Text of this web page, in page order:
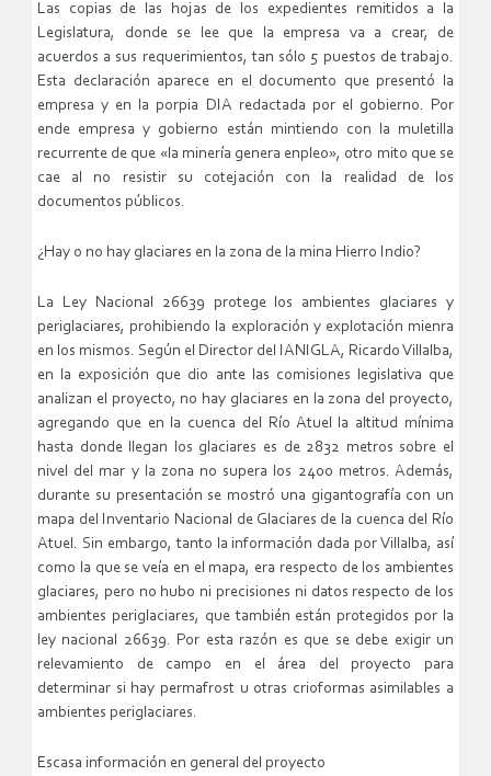
Las copias de las hojas de los expedientes remitidos a la
Legislatura, donde se lee que la empresa va a crear, de
acuerdos a sus requerimientos, tan sólo 5 puestos de trabajo.
Esta declaración aparece en el documento que presentó la
empresa y en la porpia DIA redactada por el gobierno. Por
ende empresa y gobierno están mintiendo con la muletilla
recurrente de que «la minería genera enpleo», otro mito que se
cae al no resistir su cotejación con la realidad de los
documentos públicos.
¿Hay o no hay glaciares en la zona de la mina Hierro Indio?
La Ley Nacional 26639 protege los ambientes glaciares y
periglaciares, prohibiendo la exploración y explotación mienra
en los mismos. Según el Director del IANIGLA, Ricardo Villalba,
en la exposición que dio ante las comisiones legislativa que
analizan el proyecto, no hay glaciares en la zona del proyecto,
agregando que en la cuenca del Río Atuel la altitud mínima
hasta donde llegan los glaciares es de 2832 metros sobre el
nivel del mar y la zona no supera los 2400 metros. Además,
durante su presentación se mostró una gigantografía con un
mapa del Inventario Nacional de Glaciares de la cuenca del Río
Atuel. Sin embargo, tanto la información dada por Villalba, así
como la que se veía en el mapa, era respecto de los ambientes
glaciares, pero no hubo ni precisiones ni datos respecto de los
ambientes periglaciares, que también están protegidos por la
ley nacional 26639. Por esta razón es que se debe exigir un
relevamiento de campo en el área del proyecto para
determinar si hay permafrost u otras crioformas asimilables a
ambientes periglaciares.
Escasa información en general del proyecto